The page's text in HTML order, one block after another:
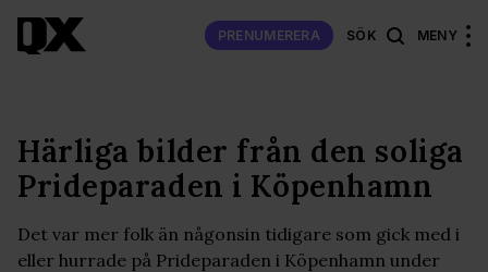
PRENUMERERA SÖK MENY
Härliga bilder från den soliga
Prideparaden i Köpenhamn
Det var mer folk än någonsin tidigare som gick med i
eller hurrade på Prideparaden i Köpenhamn under